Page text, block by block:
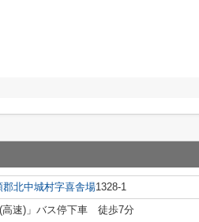
郡北中城村字喜舎場1328-1
(高速)」バス停下車 徒歩7分